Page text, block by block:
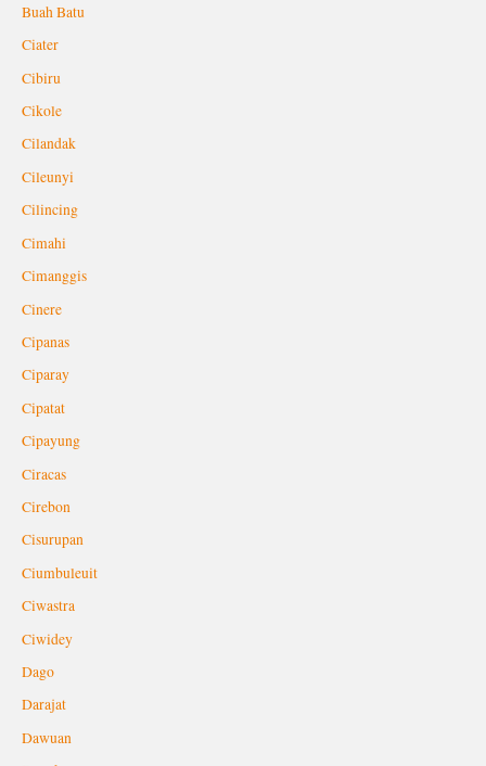
Buah Batu
Ciater
Cibiru
Cikole
Cilandak
Cileunyi
Cilincing
Cimahi
Cimanggis
Cinere
Cipanas
Ciparay
Cipatat
Cipayung
Ciracas
Cirebon
Cisurupan
Ciumbuleuit
Ciwastra
Ciwidey
Dago
Darajat
Dawuan